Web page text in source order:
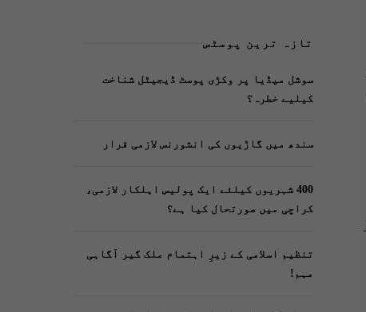
تازہ ترین پوسٹس
سوشل میڈیا پر وکڑی پوسٹ ڈیجیٹل شناخت
کیلیے خطرہ؟
سندھ میں گاڑیوں کی انشورنس لازمی قرار
400 شہریوں کیلئے ایک پولیس اہلکار لازمی،
کراچی میں صورتحال کیا ہے؟
تنظیم اسلامی کے زیرِ اہتمام ملک گیر آگاہی
مہم!